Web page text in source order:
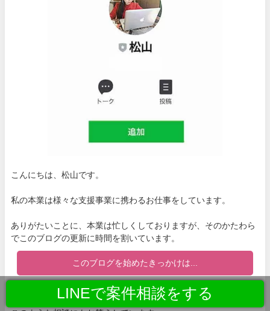
こんにちは、松山です。
私の本業は様々な支援事業に携わるお仕事をしています。
ありがたいことに、本業は忙しくしておりますが、そのかたわら
でこのブログの更新に時間を割いています。
このブログを始めたきっかけは...
皆さんが悪質なネットビジネスに騙されないよう、私のLINEから
LINEで案件相談をする